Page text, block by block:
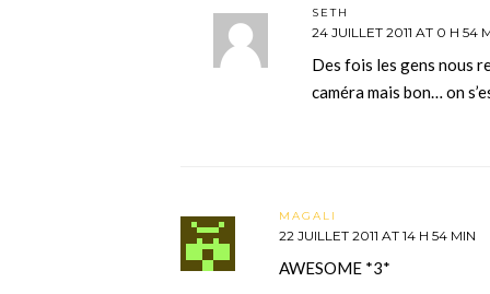
SETH
24 JUILLET 2011 AT 0 H 54
Des fois les gens nous
caméra mais bon… on
MAGALI
22 JUILLET 2011 AT 14 H 54 MIN
AWESOME *3*